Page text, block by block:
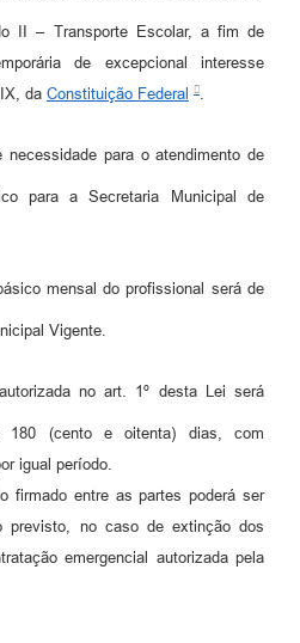
II – Transporte Escolar, a fim de
de excepcional interesse
da Constituição Federal .
necessidade para o atendimento de
para a Secretaria Municipal de
mensal do profissional será de
Vigente.
no art. 1º desta Lei será
180 (cento e oitenta) dias, com
igual período.
firmado entre as partes poderá ser
previsto, no caso de extinção dos
emergencial autorizada pela